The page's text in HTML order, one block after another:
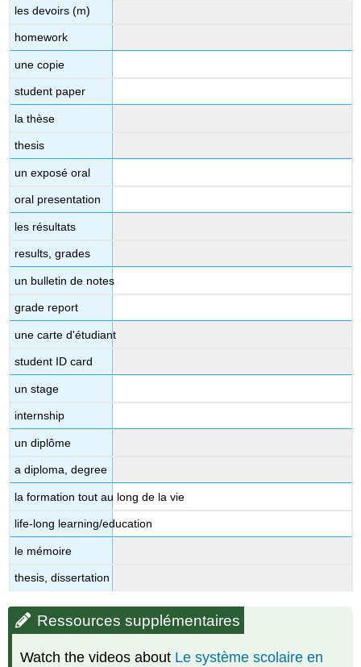
les devoirs (m)
homework
une copie
student paper
la thèse
thesis
un exposé oral
oral presentation
les résultats
results, grades
un bulletin de notes
grade report
une carte d'étudiant
student ID card
un stage
internship
un diplôme
a diploma, degree
la formation tout au long de la vie
life-long learning/education
le mémoire
thesis, dissertation
Ressources supplémentaires
Watch the videos about Le système scolaire en